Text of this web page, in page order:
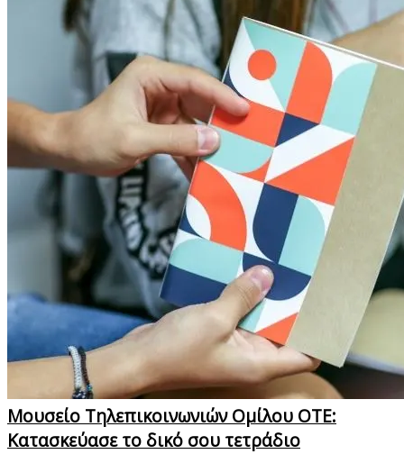
Μουσείο Τηλεπικοινωνιών Ομίλου ΟΤΕ:
Κατασκεύασε το δικό σου τετράδιο